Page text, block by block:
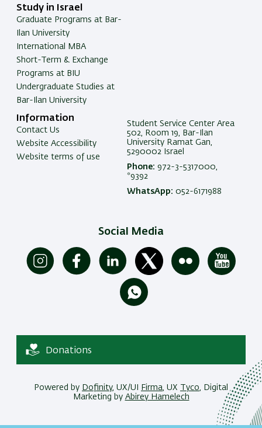
Study in Israel
Graduate Programs at Bar-
Ilan University
International MBA
Short-Term & Exchange
Programs at BIU
Undergraduate Studies at
Bar-Ilan University
Information
Contact Us
Website Accessibility
Website terms of use
Student Service Center Area
502, Room 19, Bar-Ilan
University Ramat Gan,
5290002 Israel
Phone: 972-3-5317000,
*9392
WhatsApp: 052-6171988
Social Media
Donations
Powered by Dofinity, UX/UI Firma , UX Tyco , Digital
Marketing by Abirey Hamelech